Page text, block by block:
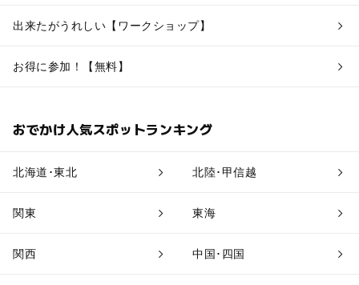
出来たがうれしい【ワークショップ】
お得に参加！【無料】
おでかけ人気スポットランキング
北海道･東北 北陸･甲信越
関東 東海
関西 中国･四国